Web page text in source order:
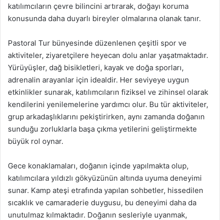
katılımcıların çevre bilincini artırarak, doğayı koruma
konusunda daha duyarlı bireyler olmalarına olanak tanır.
Pastoral Tur bünyesinde düzenlenen çeşitli spor ve
aktiviteler, ziyaretçilere heyecan dolu anlar yaşatmaktadır.
Yürüyüşler, dağ bisikletleri, kayak ve doğa sporları,
adrenalin arayanlar için idealdir. Her seviyeye uygun
etkinlikler sunarak, katılımcıların fiziksel ve zihinsel olarak
kendilerini yenilemelerine yardımcı olur. Bu tür aktiviteler,
grup arkadaşlıklarını pekiştirirken, aynı zamanda doğanın
sunduğu zorluklarla başa çıkma yetilerini geliştirmekte
büyük rol oynar.
Gece konaklamaları, doğanın içinde yapılmakta olup,
katılımcılara yıldızlı gökyüzünün altında uyuma deneyimi
sunar. Kamp ateşi etrafında yapılan sohbetler, hissedilen
sıcaklık ve camaraderie duygusu, bu deneyimi daha da
unutulmaz kılmaktadır. Doğanın sesleriyle uyanmak,